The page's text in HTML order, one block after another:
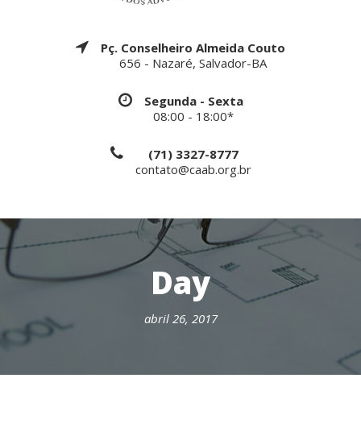
Pç. Conselheiro Almeida Couto
656 - Nazaré, Salvador-BA
Segunda - Sexta
08:00 - 18:00*
(71) 3327-8777
contato@caab.org.br
Day
abril 26, 2017